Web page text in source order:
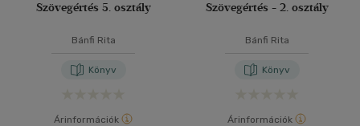
Szövegértés 5. osztály
Bánfi Rita
Könyv
Árinformációk
Szövegértés - 2. osztály
Bánfi Rita
Könyv
Árinformációk